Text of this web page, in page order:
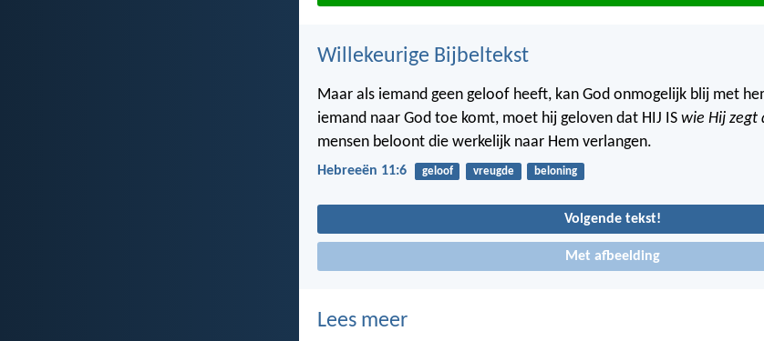
Willekeurige Bijbeltekst
Maar als iemand geen geloof heeft, kan God onmogelijk blij met
iemand naar God toe komt, moet hij geloven dat HIJ IS wie Hij zegt
mensen beloont die werkelijk naar Hem verlangen.
Hebreeën 11:6 geloof vreugde beloning
Volgende tekst!
Met afbeelding
Lees meer